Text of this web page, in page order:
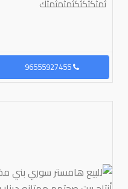
ثمثكثكثكثمثمثمثك
96555927455